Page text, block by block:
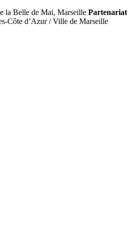
la Belle de Mai, Marseille Partenariat
Côte d’Azur / Ville de Marseille